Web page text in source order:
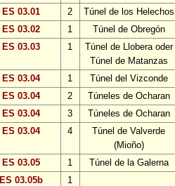
ES 03.01
2
Túnel de los Helechos
ES 03.02
1
Túnel de Obregón
ES 03.03
1
Túnel de Llobera oder
Túnel de Matanzas
ES 03.04
1
Túnel del Vizconde
ES 03.04
2
Túneles de Ocharan
ES 03.04
3
Túneles de Ocharan
ES 03.04
4
Túnel de Valverde
(Mioño)
ES 03.05
1
Túnel de la Galerna
ES 03.05b
1